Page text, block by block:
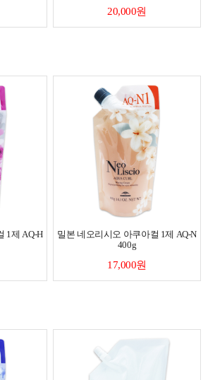
20,000원
1제 AQ-H
밀본 네오리시오 아쿠아컬 1제 AQ-N
400g
17,000원